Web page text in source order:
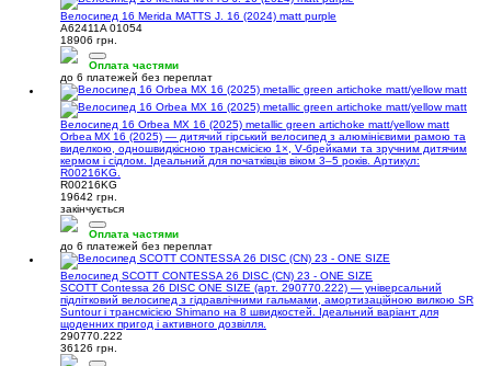
Велосипед 16 Merida MATTS J. 16 (2024) matt purple
A62411A 01054
18906 грн.
Оплата частями
до 6 платежей без переплат
Велосипед 16 Orbea MX 16 (2025) metallic green artichoke matt/yellow matt
Orbea MX 16 (2025) — дитячий гірський велосипед з алюмінієвими рамою та
виделкою, одношвидкісною трансмісією 1×, V‑брейками та зручним дитячим
кермом і сідлом. Ідеальний для початківців віком 3–5 років. Артикул:
R00216KG.
R00216KG
19642 грн.
закінчується
Оплата частями
до 6 платежей без переплат
Велосипед SCOTT CONTESSA 26 DISC (CN) 23 - ONE SIZE
SCOTT Contessa 26 DISC ONE SIZE (арт. 290770.222) — універсальний
підлітковий велосипед з гідравлічними гальмами, амортизаційною вилкою SR
Suntour і трансмісією Shimano на 8 швидкостей. Ідеальний варіант для
щоденних пригод і активного дозвілля.
290770.222
36126 грн.